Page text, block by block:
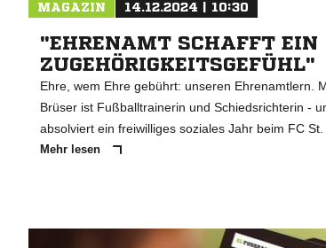
MAGAZIN 14.12.2024 | 10:30
"EHRENAMT SCHAFFT EIN
ZUGEHÖRIGKEITSGEFÜHL"
Ehre, wem Ehre gebührt: unseren Ehrenamtlern.
Brüser ist Fußballtrainerin und Schiedsrichterin -
absolviert ein freiwilliges soziales Jahr beim FC St.
Mehr lesen